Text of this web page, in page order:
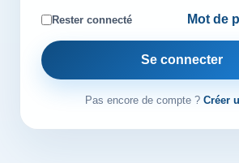
Rester connecté Mot de
Se connecter
Pas encore de compte ? Créer